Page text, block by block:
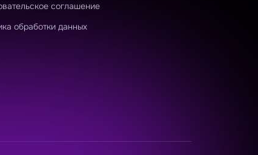
соглашение
обработки данных